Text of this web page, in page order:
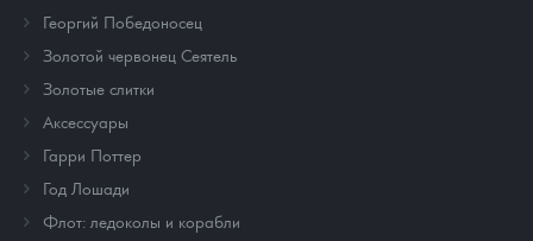
Георгий Победоносец
Золотой червонец Сеятель
Золотые слитки
Аксессуары
Гарри Поттер
Год Лошади
Флот: ледоколы и корабли